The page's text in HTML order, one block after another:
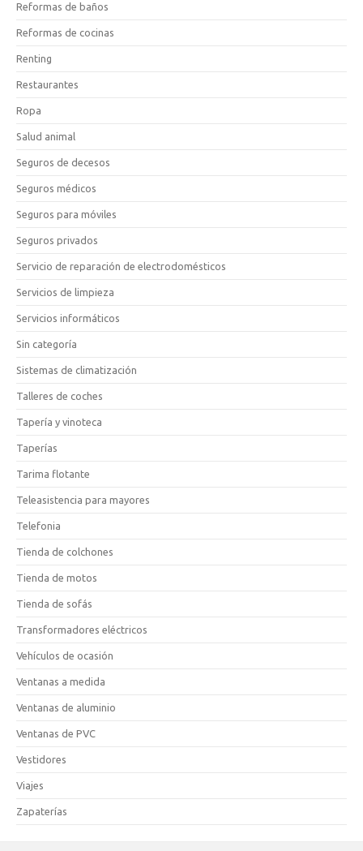
Reformas de baños
Reformas de cocinas
Renting
Restaurantes
Ropa
Salud animal
Seguros de decesos
Seguros médicos
Seguros para móviles
Seguros privados
Servicio de reparación de electrodomésticos
Servicios de limpieza
Servicios informáticos
Sin categoría
Sistemas de climatización
Talleres de coches
Tapería y vinoteca
Taperías
Tarima flotante
Teleasistencia para mayores
Telefonia
Tienda de colchones
Tienda de motos
Tienda de sofás
Transformadores eléctricos
Vehículos de ocasión
Ventanas a medida
Ventanas de aluminio
Ventanas de PVC
Vestidores
Viajes
Zapaterías